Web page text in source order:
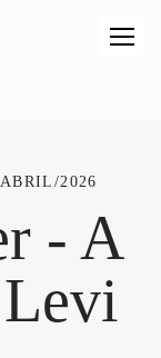
2026
- A
Levi